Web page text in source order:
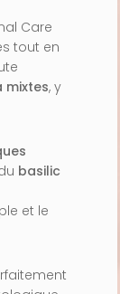
Care
tout en
mixtes, y
basilic
et le